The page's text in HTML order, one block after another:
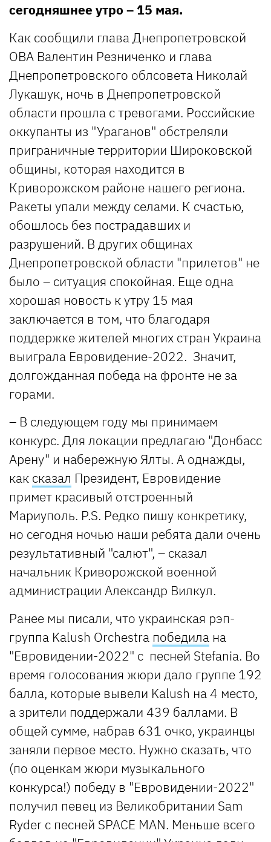
сегодняшнее утро – 15 мая.
Как сообщили глава Днепропетровской
ОВА Валентин Резниченко и глава
Днепропетровского облсовета Николай
Лукашук, ночь в Днепропетровской
области прошла с тревогами. Российские
оккупанты из "Ураганов" обстреляли
приграничные территории Широковской
общины, которая находится в
Криворожском районе нашего региона.
Ракеты упали между селами. К счастью,
обошлось без пострадавших и
разрушений. В других общинах
Днепропетровской области "прилетов" не
было – ситуация спокойная. Еще одна
хорошая новость к утру 15 мая
заключается в том, что благодаря
поддержке жителей многих стран Украина
выиграла Евровидение-2022. Значит,
долгожданная победа на фронте не за
горами.
– В следующем году мы принимаем
конкурс. Для локации предлагаю "Донбасс
Арену" и набережную Ялты. А однажды,
как сказал Президент, Евровидение
примет красивый отстроенный
Мариуполь. P.S. Редко пишу конкретику,
но сегодня ночью наши ребята дали очень
результативный "салют", – сказал
начальник Криворожской военной
администрации Александр Вилкул.
Ранее мы писали, что украинская рэп-
группа Kalush Orchestra победила на
"Евровидении-2022" с песней Stefania. Во
время голосования жюри дало группе 192
балла, которые вывели Kalush на 4 место,
а зрители поддержали 439 баллами. В
общей сумме, набрав 631 очко, украинцы
заняли первое место. Нужно сказать, что
(по оценкам жюри музыкального
конкурса!) победу в "Евровидении-2022"
получил певец из Великобритании Sam
Ryder с песней SPACE MAN. Меньше всего